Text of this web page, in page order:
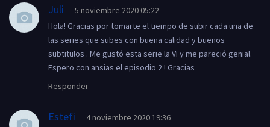
Juli
5 noviembre 2020 05:22
Hola! Gracias por tomarte el tiempo de subir cada una de
las series que subes con buena calidad y buenos
subtitulos . Me gustó esta serie la Vi y me pareció genial.
Espero con ansias el episodio 2 ! Gracias
Responder
Estefi
4 noviembre 2020 19:36